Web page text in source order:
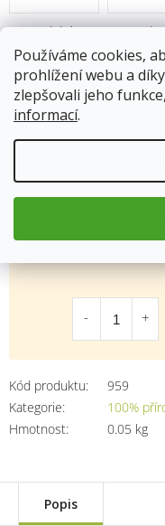
Používáme cookies,
prohlížení webu a
zlepšovali jeho
informací.
Australský Tea Tree Oil
bezbarvý a má
rostliny melaleuca
Silueta dřeviny
strom).
Více:
Kód produktu:
959
Kategorie:
100%
Hmotnost: 0.05 kg
Popis